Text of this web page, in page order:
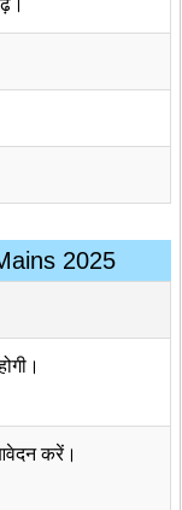
2025
करें।